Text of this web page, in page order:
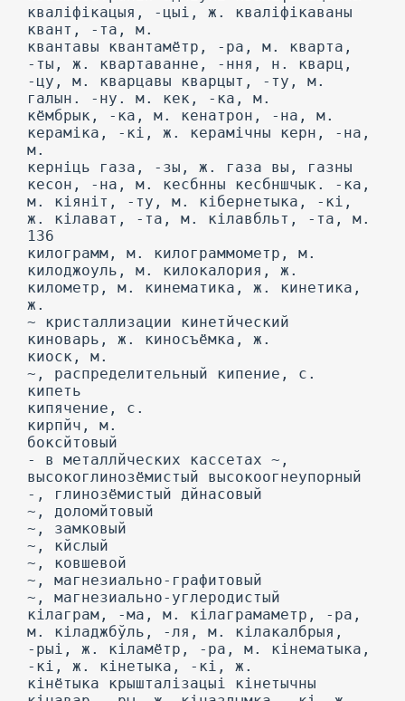
кваліфікацыя, -цыі, ж. кваліфікаваны
квант, -та, м.
квантавы квантамётр, -ра, м. кварта,
-ты, ж. квартаванне, -ння, н. кварц,
-цу, м. кварцавы кварцыт, -ту, м.
галын. -ну. м. кек, -ка, м.
кёмбрык, -ка, м. кенатрон, -на, м.
кераміка, -кі, ж. керамічны керн, -на,
м.
керніць газа, -зы, ж. газа вы, газны
кесон, -на, м. кесбнны кесбншчык. -ка,
м. кіяніт, -ту, м. кібернетыка, -кі,
ж. кілават, -та, м. кілавбльт, -та, м.
136
килограмм, м. килограммометр, м.
килоджоуль, м. килокалория, ж.
километр, м. кинематика, ж. кинетика,
ж.
~ кристаллизации кинетйческий
киноварь, ж. киносъёмка, ж.
киоск, м.
~, распределительный кипение, с.
кипеть
кипячение, с.
кирпйч, м.
боксйтовый
- в металлйческих кассетах ~,
высокоглинозёмистый высокоогнеупорный
-, глинозёмистый дйнасовый
~, доломйтовый
~, замковый
~, кйслый
~, ковшевой
~, магнезиально-графитовый
~, магнезиально-углеродистый
кілаграм, -ма, м. кілаграмаметр, -ра,
м. кіладжбўль, -ля, м. кілакалбрыя,
-рыі, ж. кіламётр, -ра, м. кінематыка,
-кі, ж. кінетыка, -кі, ж.
кінётыка крышталізацыі кінетычны